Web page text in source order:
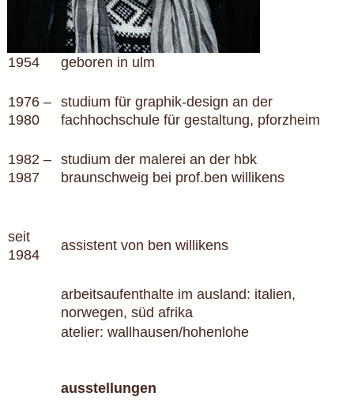
1954 geboren in ulm
1976 –
1980
studium für graphik-design an der
fachhochschule für gestaltung, pforzheim
1982 –
1987
studium der malerei an der hbk
braunschweig bei prof.ben willikens
seit
1984
assistent von ben willikens
arbeitsaufenthalte im ausland: italien,
norwegen, süd afrika
atelier: wallhausen/hohenlohe
ausstellungen